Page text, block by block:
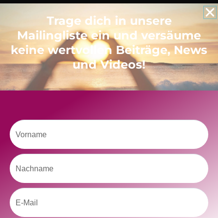
Like uns auf Facebook
akzeptieren und diesen Inhalt zu aktivieren
Trage dich in unsere
Mailingliste ein und versäume
keine wertvollen Beiträge, News
und Videos!
Vorname
Nachname
Email